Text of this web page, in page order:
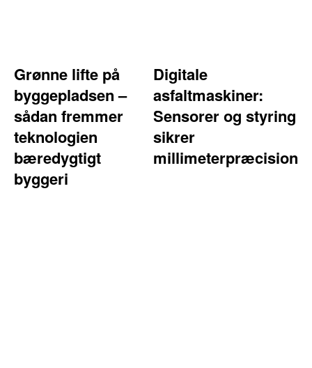
Grønne lifte på
byggepladsen –
sådan fremmer
teknologien
bæredygtigt
byggeri
Digitale
asfaltmaskiner:
Sensorer og styring
sikrer
millimeterpræcision